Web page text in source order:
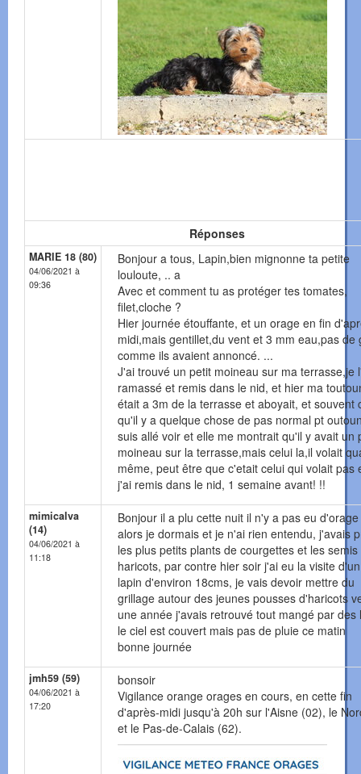
Réponses
MARIE 18 (80)
04/06/2021 à
09:36
Bonjour a tous, Lapin,bien mignonne ta petite
louloute, .. a
Avec et comment tu as protéger tes tomates,
filet,cloche ?
Hier journée étouffante, et un orage en fin
midi,mais gentillet,du vent et 3 mm eau,pas de
comme ils avaient annoncé. ...
J'ai trouvé un petit moineau sur ma terrasse,je
ramassé et remis dans le nid, et hier ma
était a 3m de la terrasse et aboyait, et souvent
qu'il y a quelque chose de pas normal pt
suis allé voir et elle me montrait qu'il y avait un
moineau sur la terrasse,mais celui la,il volait
même, peut être que c'etait celui qui volait pas
j'ai remis dans le nid, 1 semaine avant! !!
mimicalva
(14)
04/06/2021 à
11:18
Bonjour il a plu cette nuit il n'y a pas eu
alors je dormais et je n'ai rien entendu, j'avais
les plus petits plants de courgettes et les semis
haricots, par contre hier soir j'ai eu la visite
lapin d'environ 18cms, je vais devoir mettre du
grillage autour des jeunes pousses d'haricots
une année j'avais retrouvé tout mangé par des
le ciel est couvert mais pas de pluie ce matin
bonne journée
jmh59 (59)
04/06/2021 à
17:20
bonsoir
Vigilance orange orages en cours, en cette fin
d'après-midi jusqu'à 20h sur l'Aisne (02), le
et le Pas-de-Calais (62).